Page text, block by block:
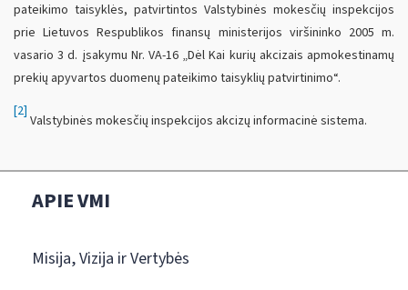
pateikimo taisyklės, patvirtintos Valstybinės mokesčių inspekcijos
prie Lietuvos Respublikos finansų ministerijos viršininko 2005 m.
vasario 3 d. įsakymu Nr. VA-16 „Dėl Kai kurių akcizais apmokestinamų
prekių apyvartos duomenų pateikimo taisyklių patvirtinimo“.
[2]
Valstybinės mokesčių inspekcijos akcizų informacinė sistema.
APIE VMI
Misija, Vizija ir Vertybės